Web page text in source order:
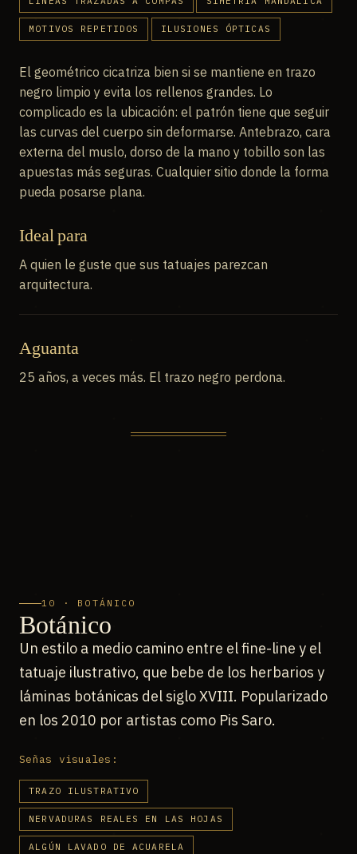
MOTIVOS REPETIDOS ILUSIONES ÓPTICAS
El geométrico cicatriza bien si se mantiene en trazo
negro limpio y evita los rellenos grandes. Lo
complicado es la ubicación: el patrón tiene que seguir
las curvas del cuerpo sin deformarse. Antebrazo, cara
externa del muslo, dorso de la mano y tobillo son las
apuestas más seguras. Cualquier sitio donde la forma
pueda posarse plana.
Ideal para
A quien le guste que sus tatuajes parezcan
arquitectura.
Aguanta
25 años, a veces más. El trazo negro perdona.
10 · BOTÁNICO
Botánico
Un estilo a medio camino entre el fine-line y el
tatuaje ilustrativo, que bebe de los herbarios y
láminas botánicas del siglo XVIII. Popularizado
en los 2010 por artistas como Pis Saro.
Señas visuales:
TRAZO ILUSTRATIVO
NERVADURAS REALES EN LAS HOJAS
ALGÚN LAVADO DE ACUARELA